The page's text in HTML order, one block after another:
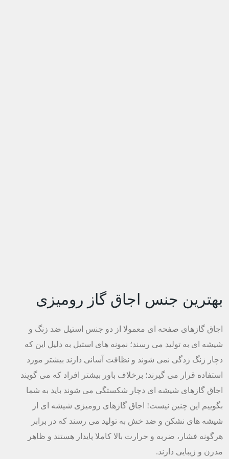
بهترین جنس اجاق گاز رومیزی
اجاق گازهای صفحه ای معمولا از دو جنس استیل ضد زنگ و
شیشه ای به تولید می رسند؛ نمونه های استیل به دلیل این که
دچار زنگ زدگی نمی شوند و نظافت آسانی دارند بیشتر مورد
استفاده قرار می گیرند؛ برخلاف باور بیشتر افراد که می گویند
اجاق گازهای شیشه ای دچار شکستگی می شوند باید به شما
بگوییم این چنین نیست! اجاق گازهای رومیزی شیشه ای از
شیشه های نشکن و ضد خش به تولید می رسند که در برابر
هرگونه فشار، ضربه و حرارت بالا کاملا پایدار هستند و ظاهر
مدرن و زیبایی دارند.